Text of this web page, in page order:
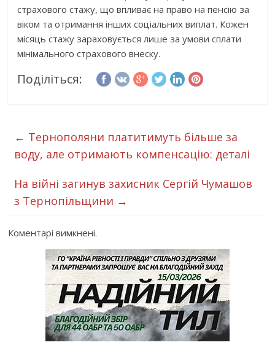
страхового стажу, що впливає на право на пенсію за
віком та отримання інших соціальних виплат. Кожен
місяць стажу зараховується лише за умови сплати
мінімального страхового внеску.
Поділіться:
← Тернополяни платитимуть більше за
воду, але отримають компенсацію: деталі
На війні загинув захисник Сергій Чумашов
з Тернопільщини →
Коментарі вимкнені.